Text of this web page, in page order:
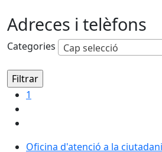
Adreces i telèfons
Categories Cap selecció
1
Oficina d'atenció a la
Oficina d'atenció a la